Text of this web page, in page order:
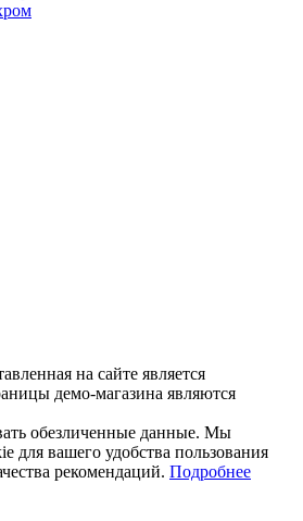
на сайте является
демо-магазина являются
обезличенные данные. Мы
для вашего удобства пользования
рекомендаций. Подробнее